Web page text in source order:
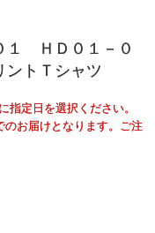
１ ＨＤ０１－０
トＴシャツ
指定日を選択ください。
のお届けとなります。ご注